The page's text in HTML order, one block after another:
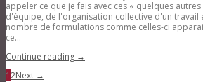
appeler ce que je fais avec ces « quelques
d'équipe, de l'organisation collective d'un travail
nombre de formulations comme celles-ci
ce...
Continue reading →
12Next →